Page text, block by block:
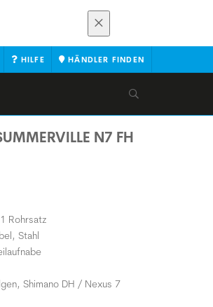
HILFE HÄNDLER FINDEN
N7 FH
Rohrsatz
Stahl
Shimano DH / Nexus 7